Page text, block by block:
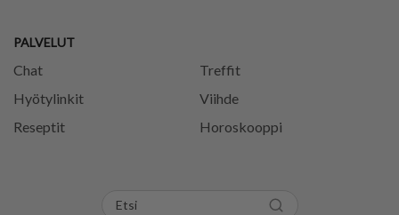
PALVELUT
Chat
Treffit
Hyötylinkit
Viihde
Reseptit
Horoskooppi